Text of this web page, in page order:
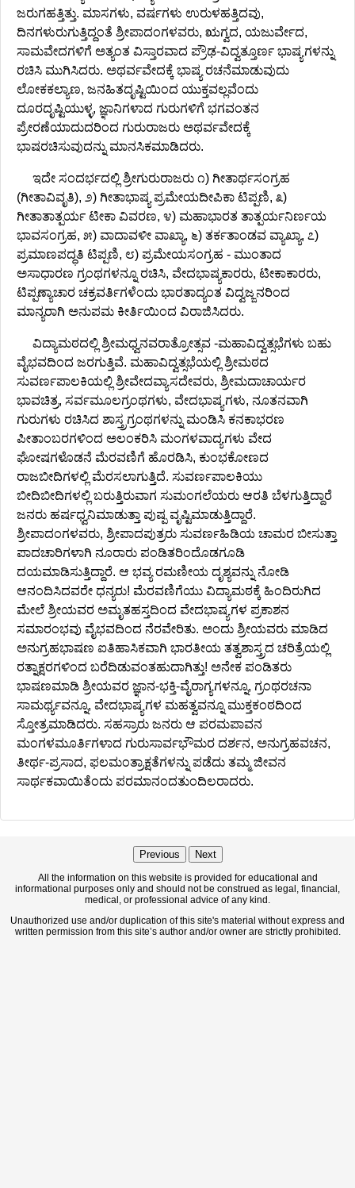
ಜರುಗಹತ್ತಿತ್ತು. ಮಾಸಗಳು, ವರ್ಷಗಳು ಉರುಳಹತ್ತಿದವು,
ದಿನಗಳುರುಗುತ್ತಿದ್ದಂತೆ ಶ್ರೀಪಾದಂಗಳವರು, ಋಗ್ವದ, ಯಜುರ್ವೇದ,
ಸಾಮವೇದಗಳಿಗೆ ಅತ್ಯಂತ ವಿಸ್ತಾರವಾದ ಪ್ರೌಢ-ವಿದ್ವತ್ತೂರ್ಣ ಭಾಷ್ಯಗಳನ್ನು
ರಚಿಸಿ ಮುಗಿಸಿದರು. ಅಥರ್ವವೇದಕ್ಕೆ ಭಾಷ್ಯ ರಚನೆಮಾಡುವುದು
ಲೋಕಕಲ್ಯಾಣ, ಜನಹಿತದೃಷ್ಟಿಯಿಂದ ಯುಕ್ತವಲ್ಲವೆಂದು
ದೂರದೃಷ್ಟಿಯುಳ್ಳ, ಜ್ಞಾನಿಗಳಾದ ಗುರುಗಳಿಗೆ ಭಗವಂತನ
ಪ್ರೇರಣೆಯಾದುದರಿಂದ ಗುರುರಾಜರು ಅಥರ್ವವೇದಕ್ಕೆ
ಭಾಷರಚಿಸುವುದನ್ನು ಮಾನಸಿಕಮಾಡಿದರು.
ಇದೇ ಸಂದರ್ಭದಲ್ಲಿ ಶ್ರೀಗುರುರಾಜರು ೧) ಗೀತಾರ್ಥಸಂಗ್ರಹ
(ಗೀತಾವಿವೃತಿ), ೨) ಗೀತಾಭಾಷ್ಯ ಪ್ರಮೇಯದೀಪಿಕಾ ಟಿಪ್ಪಣಿ, ೩)
ಗೀತಾತಾತ್ಪರ್ಯ ಟೀಕಾ ವಿವರಣ, ೪) ಮಹಾಭಾರತ ತಾತ್ಪರ್ಯನಿರ್ಣಯ
ಭಾವಸಂಗ್ರಹ, ೫) ವಾದಾವಳೀ ವಾಖ್ಯಾ, ೬) ತರ್ಕತಾಂಡವ ವ್ಯಾಖ್ಯಾ, ೭)
ಪ್ರಮಾಣಪದ್ಧತಿ ಟಿಪ್ಪಣಿ, ೮) ಪ್ರಮೇಯಸಂಗ್ರಹ - ಮುಂತಾದ
ಅಸಾಧಾರಣ ಗ್ರಂಥಗಳನ್ನೂ ರಚಿಸಿ, ವೇದಭಾಷ್ಯಕಾರರು, ಟೀಕಾಕಾರರು,
ಟಿಪ್ಪಣ್ಯಾಚಾರ ಚಕ್ರವರ್ತಿಗಳೆಂದು ಭಾರತಾದ್ಯಂತ ವಿದ್ವಜ್ಜನರಿಂದ
ಮಾನ್ಯರಾಗಿ ಅನುಪಮ ಕೀರ್ತಿಯಿಂದ ವಿರಾಜಿಸಿದರು.
ವಿದ್ಯಾಮಠದಲ್ಲಿ ಶ್ರೀಮಧ್ವನವರಾತ್ರೋತ್ಸವ -ಮಹಾವಿದ್ವತ್ಸಭೆಗಳು ಬಹು
ವೈಭವದಿಂದ ಜರಗುತ್ತಿವೆ. ಮಹಾವಿದ್ವತ್ಸಭೆಯಲ್ಲಿ ಶ್ರೀಮಠದ
ಸುವರ್ಣಪಾಲಕಿಯಲ್ಲಿ ಶ್ರೀವೇದವ್ಯಾಸದೇವರು, ಶ್ರೀಮದಾಚಾರ್ಯರ
ಭಾವಚಿತ್ರ, ಸರ್ವಮೂಲಗ್ರಂಥಗಳು, ವೇದಭಾಷ್ಯಗಳು, ನೂತನವಾಗಿ
ಗುರುಗಳು ರಚಿಸಿದ ಶಾಸ್ತ್ರಗ್ರಂಥಗಳನ್ನು ಮಂಡಿಸಿ ಕನಕಾಭರಣ
ಪೀತಾಂಬರಗಳಿಂದ ಅಲಂಕರಿಸಿ ಮಂಗಳವಾದ್ಯಗಳು ವೇದ
ಘೋಷಗಳೊಡನೆ ಮೆರವಣಿಗೆ ಹೊರಡಿಸಿ, ಕುಂಭಕೋಣದ
ರಾಜಬೀದಿಗಳಲ್ಲಿ ಮೆರಸಲಾಗುತ್ತಿದೆ. ಸುವರ್ಣಪಾಲಕಿಯು
ಬೀದಿಬೀದಿಗಳಲ್ಲಿ ಬರುತ್ತಿರುವಾಗ ಸುಮಂಗಲೆಯರು ಆರತಿ ಬೆಳಗುತ್ತಿದ್ದಾರೆ
ಜನರು ಹರ್ಷಧ್ವನಿಮಾಡುತ್ತಾ ಪುಷ್ಪ ವೃಷ್ಟಿಮಾಡುತ್ತಿದ್ದಾರೆ.
ಶ್ರೀಪಾದಂಗಳವರು, ಶ್ರೀಪಾದಪುತ್ರರು ಸುವರ್ಣಹಿಡಿಯ ಚಾಮರ ಬೀಸುತ್ತಾ
ಪಾದಚಾರಿಗಳಾಗಿ ನೂರಾರು ಪಂಡಿತರಿಂದೊಡಗೂಡಿ
ದಯಮಾಡಿಸುತ್ತಿದ್ದಾರೆ. ಆ ಭವ್ಯ ರಮಣೀಯ ದೃಶ್ಯವನ್ನು ನೋಡಿ
ಆನಂದಿಸಿದವರೇ ಧನ್ಯರು! ಮೆರವಣಿಗೆಯು ವಿದ್ಯಾಮಠಕ್ಕೆ ಹಿಂದಿರುಗಿದ
ಮೇಲೆ ಶ್ರೀಯವರ ಅಮೃತಹಸ್ತದಿಂದ ವೇದಭಾಷ್ಯಗಳ ಪ್ರಕಾಶನ
ಸಮಾರಂಭವು ವೈಭವದಿಂದ ನೆರವೇರಿತು. ಅಂದು ಶ್ರೀಯವರು ಮಾಡಿದ
ಅನುಗ್ರಹಭಾಷಣ ಐತಿಹಾಸಿಕವಾಗಿ ಭಾರತೀಯ ತತ್ವಶಾಸ್ತ್ರದ ಚರಿತ್ರೆಯಲ್ಲಿ
ರತ್ನಾಕ್ಷರಗಳಿಂದ ಬರೆದಿಡುವಂತಹುದಾಗಿತ್ತು! ಅನೇಕ ಪಂಡಿತರು
ಭಾಷಣಮಾಡಿ ಶ್ರೀಯವರ ಜ್ಞಾನ-ಭಕ್ತಿ-ವೈರಾಗ್ಯಗಳನ್ನೂ, ಗ್ರಂಥರಚನಾ
ಸಾಮರ್ಥ್ಯವನ್ನೂ, ವೇದಭಾಷ್ಯಗಳ ಮಹತ್ವವನ್ನೂ ಮುಕ್ತಕಂಠದಿಂದ
ಸ್ತೋತ್ರಮಾಡಿದರು. ಸಹಸ್ರಾರು ಜನರು ಆ ಪರಮಪಾವನ
ಮಂಗಳಮೂರ್ತಿಗಳಾದ ಗುರುಸಾರ್ವಭೌಮರ ದರ್ಶನ, ಅನುಗ್ರಹವಚನ,
ತೀರ್ಥ-ಪ್ರಸಾದ, ಫಲಮಂತ್ರಾಕ್ಷತೆಗಳನ್ನು ಪಡೆದು ತಮ್ಮ ಜೀವನ
ಸಾರ್ಥಕವಾಯಿತೆಂದು ಪರಮಾನಂದತುಂದಿಲರಾದರು.
Previous Next
All the information on this website is provided for educational and
informational purposes only and should not be construed as legal, financial,
medical, or professional advice of any kind.
Unauthorized use and/or duplication of this site's material without express and
written permission from this site’s author and/or owner are strictly prohibited.